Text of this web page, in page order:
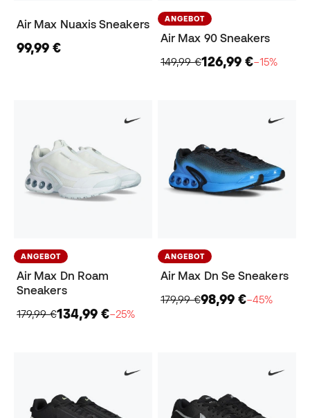
Air Max Nuaxis Sneakers
99,99 €
ANGEBOT
Air Max 90 Sneakers
149,99 €126,99 €−15%
ANGEBOT
Air Max Dn Roam
Sneakers
179,99 €134,99 €−25%
ANGEBOT
Air Max Dn Se Sneakers
179,99 €98,99 €−45%